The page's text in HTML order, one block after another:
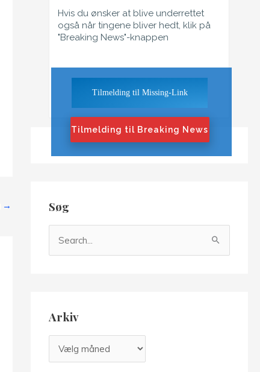
→
Hvis du ønsker at blive underrettet
også når tingene bliver hedt, klik på
"Breaking News"-knappen
Tilmelding til Breaking News
Tilmelding til Missing-Link
Søg
t
e
Arkiv
r